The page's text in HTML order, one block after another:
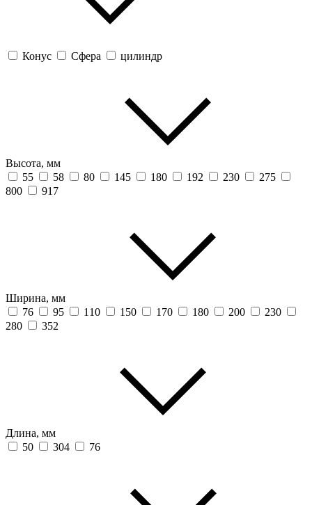
Конус Сфера цилиндр
Высота, мм
55
58 80 145 180 192 230
275
800
917
Ширина, мм
76
95 110 150 170 180 200
230
280
352
Длина, мм
50
304 76